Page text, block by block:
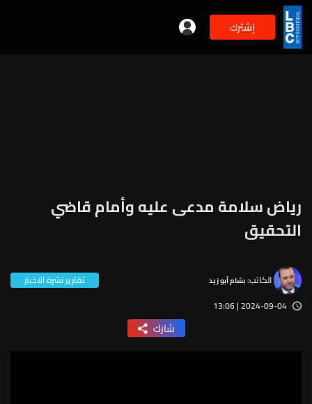
إشترك
رياض سلامة مدعى عليه وأمام قاضي
التحقيق
الكاتب:بسّام أبو زيد
تقارير نشرة الاخبار
2024-09-04 | 13:06
شارك